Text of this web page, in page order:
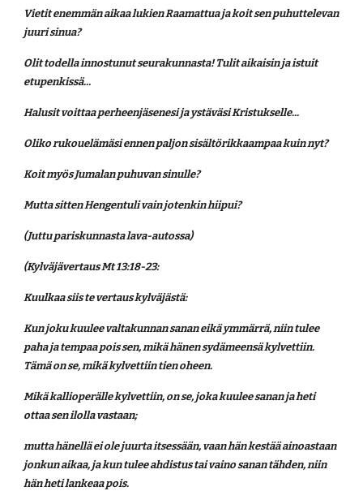
Vietit enemmän aikaa lukien Raamattua ja koit sen puhuttelevan
juuri sinua?
Olit todella innostunut seurakunnasta! Tulit aikaisin ja istuit
etupenkissä...
Halusit voittaa perheenjäsenesi ja ystäväsi Kristukselle...
Oliko rukouelämäsi ennen paljon sisältörikkaampaa kuin nyt?
Koit myös Jumalan puhuvan sinulle?
Mutta sitten Hengentuli vain jotenkin hiipui?
(Juttu pariskunnasta lava-autossa)
(Kylväjävertaus Mt 13:18-23:
Kuulkaa siis te vertaus kylväjästä:
Kun joku kuulee valtakunnan sanan eikä ymmärrä, niin tulee
paha ja tempaa pois sen, mikä hänen sydämeensä kylvettiin.
Tämä on se, mikä kylvettiin tien oheen.
Mikä kallioperälle kylvettiin, on se, joka kuulee sanan ja heti
ottaa sen ilolla vastaan;
mutta hänellä ei ole juurta itsessään, vaan hän kestää ainoastaan
jonkun aikaa, ja kun tulee ahdistus tai vaino sanan tähden, niin
hän heti lankeaa pois.